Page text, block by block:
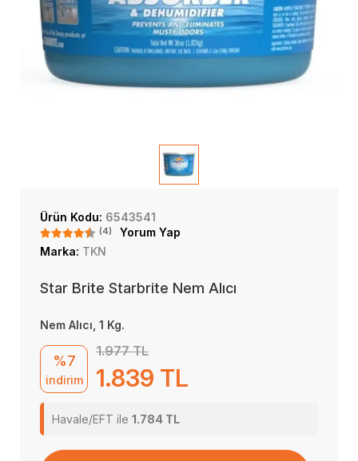
Ürün Kodu: 6543541
(4)
Yorum Yap
Marka: TKN
Star Brite Starbrite Nem Alıcı
Nem Alıcı, 1 Kg.
%7
indirim
1.977 TL
1.839 TL
Havale/EFT ile 1.784 TL